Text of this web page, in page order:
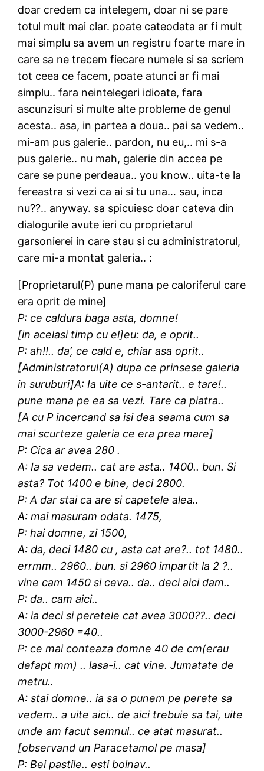
doar credem ca intelegem, doar ni se pare
totul mult mai clar. poate cateodata ar fi mult
mai simplu sa avem un registru foarte mare in
care sa ne trecem fiecare numele si sa scriem
tot ceea ce facem, poate atunci ar fi mai
simplu.. fara neintelegeri idioate, fara
ascunzisuri si multe alte probleme de genul
acesta.. asa, in partea a doua.. pai sa vedem..
mi-am pus galerie.. pardon, nu eu,.. mi s-a
pus galerie.. nu mah, galerie din accea pe
care se pune perdeaua.. you know.. uita-te la
fereastra si vezi ca ai si tu una… sau, inca
nu??.. anyway. sa spicuiesc doar cateva din
dialogurile avute ieri cu proprietarul
garsonierei in care stau si cu administratorul,
care mi-a montat galeria.. :
[Proprietarul(P) pune mana pe caloriferul care
era oprit de mine]
P: ce caldura baga asta, domne!
[in acelasi timp cu el]eu: da, e oprit..
P: ah!!.. da’, ce cald e, chiar asa oprit..
[Administratorul(A) dupa ce prinsese galeria
in suruburi]A: Ia uite ce s-antarit.. e tare!..
pune mana pe ea sa vezi. Tare ca piatra..
[A cu P incercand sa isi dea seama cum sa
mai scurteze galeria ce era prea mare]
P: Cica ar avea 280 .
A: Ia sa vedem.. cat are asta.. 1400.. bun. Si
asta? Tot 1400 e bine, deci 2800.
P: A dar stai ca are si capetele alea..
A: mai masuram odata. 1475,
P: hai domne, zi 1500,
A: da, deci 1480 cu , asta cat are?.. tot 1480..
errmm.. 2960.. bun. si 2960 impartit la 2 ?..
vine cam 1450 si ceva.. da.. deci aici dam..
P: da.. cam aici..
A: ia deci si peretele cat avea 3000??.. deci
3000-2960 =40..
P: ce mai conteaza domne 40 de cm(erau
defapt mm) .. lasa-i.. cat vine. Jumatate de
metru..
A: stai domne.. ia sa o punem pe perete sa
vedem.. a uite aici.. de aici trebuie sa tai, uite
unde am facut semnul.. ce atat masurat..
[observand un Paracetamol pe masa]
P: Bei pastile.. esti bolnav..